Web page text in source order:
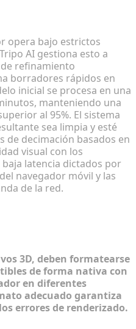
opera bajo estrictos
AI gestiona esto a
refinamiento
borradores rápidos en
inicial se procesa en una
manteniendo una
al 95%. El sistema
sea limpia y esté
decimación basados en
visual con los
latencia dictados por
navegador móvil y las
de la red.
3D, deben formatearse
de forma nativa con
en diferentes
adecuado garantiza
errores de renderizado.